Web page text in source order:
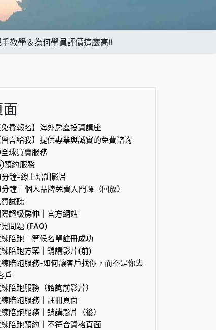
教學＆為何學員評價這麼高!!
面
免費報名】海外房產投資講座
留言給我】提供專業與誠實的免費諮詢
球買賣服務
約服務
分鐘-線上培訓影片
鐘｜個人品牌免費入門課（回放）
試聽
超級房仲｜官方網站
問題 (FAQ)
陪跑｜等候名單註冊成功
陪跑方案｜銷講影片(前)
陪跑服務-如何讓客戶找你，而不是你去
戶
陪跑服務（諮詢前影片）
陪跑服務｜註冊頁面
陪跑服務｜銷講影片（後）
陪跑預約｜不符合資格頁面